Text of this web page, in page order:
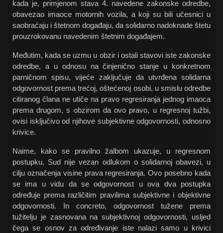
kada je, primjenom stava 4. navedene zakonske odredbe,
obavezao imaoce motornih vozila, a koji su bili učesnici u
saobraćaju i štetnom događaju, da solidarno nadoknade štetu
prouzrokovanu navedenim štetnim događajem.
Međutim, kada se uzmu u obzir i ostali stavovi iste zakonske
odredbe, a u odnosu na činjenično stanje u konkretnom
parničnom spisu, vijeće zaključuje da utvrđena solidarna
odgovornost prema trećoj, oštećenoj osobi, u smislu odredbe
citiranog člana ne utiče na pravo regresiranja jednog imaoca
prema drugom, s obzirom da ovo pravo, u regresnoj tužbi,
ovisi isključivo od njihove subjektivne odgovornosti, odnosno
krivice.
Naime, kako se pravilno žalbom ukazuje, u regresnom
postupku, Sud nije vezan odlukom o solidarnoj obavezi, u
cilju označenja visine prava regresiranja. Ovo posebno kada
se ima u vidu da se odgovornost u ova dva postupka
određuje prema različitim pravilima subjektivne i objektivne
odgovornosti. In concreto, odgovornost tužene prema
tužitelju je zasnovana na subjektivnoj odgovornosti, usljed
čega se osnov za određivanje iste nalazi samo u krivici